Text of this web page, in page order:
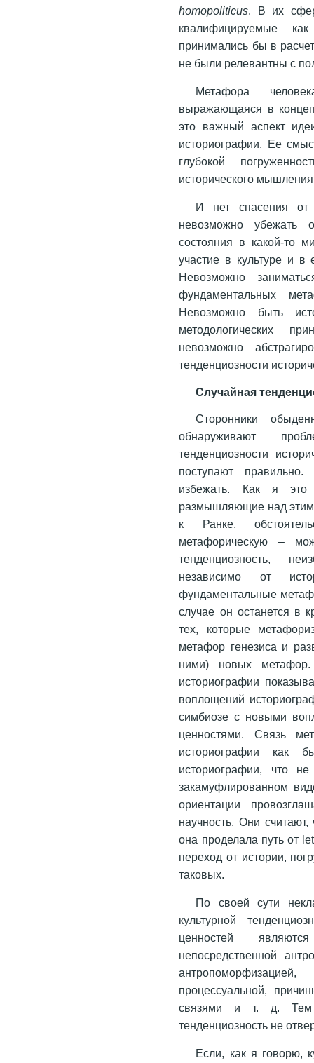
homopoliticus. В их
квалифицируемые
принимались бы в
не были релевантны с
Метафора
выражающаяся в
это важный аспект
историографии. Ее
глубокой
исторического
И нет спасения от
невозможно убежать
состояния в какой-то
участие в культуре и в
Невозможно
фундаментальных
Невозможно быть
методологических
невозможно
тенденциозности
Случайная
Сторонники
обнаруживают
тенденциозности
поступают
избежать. Как я
размышляющие над
к Ранке,
метафорическую –
тенденциозность,
независимо от
фундаментальные
случае он останется в
тех, которые
метафор генезиса и
ними) новых метафор.
историографии
воплощений
симбиозе с новыми
ценностями. Связь
историографии как
историографии, что
закамуфлированном
ориентации
научность. Они
она проделала путь от
переход от истории,
таковых.
По своей сути
культурной
ценностей
непосредственной
процессуальной,
связями и т. д. Тем
тенденциозность не
Если, как я говорю,